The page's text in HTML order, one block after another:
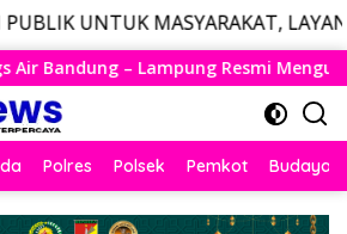
LAYANAN DARURAT
Husein Kembali Layani Rute
Polres Polsek Pemkot Budaya